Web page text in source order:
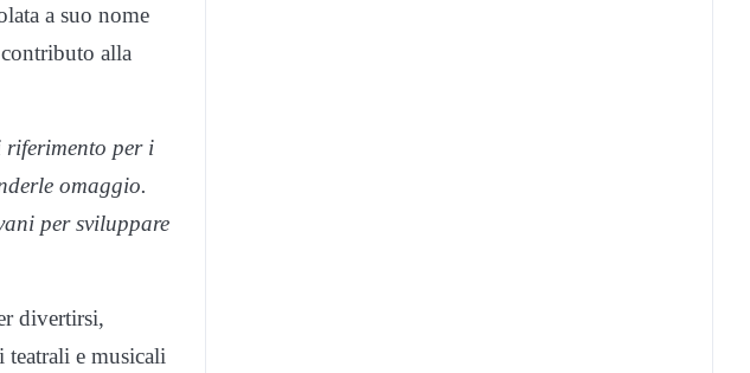
a suo nome
alla
riferimento per i
omaggio.
per sviluppare
divertirsi,
teatrali e musicali